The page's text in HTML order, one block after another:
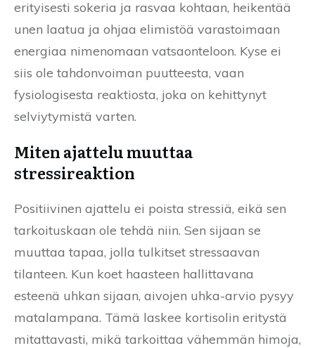
erityisesti sokeria ja rasvaa kohtaan, heikentää
unen laatua ja ohjaa elimistöä varastoimaan
energiaa nimenomaan vatsaonteloon. Kyse ei
siis ole tahdonvoiman puutteesta, vaan
fysiologisesta reaktiosta, joka on kehittynyt
selviytymistä varten.
Miten ajattelu muuttaa
stressireaktion
Positiivinen ajattelu ei poista stressiä, eikä sen
tarkoituskaan ole tehdä niin. Sen sijaan se
muuttaa tapaa, jolla tulkitset stressaavan
tilanteen. Kun koet haasteen hallittavana
esteenä uhkan sijaan, aivojen uhka-arvio pysyy
matalampana. Tämä laskee kortisolin eritystä
mitattavasti, mikä tarkoittaa vähemmän himoja,